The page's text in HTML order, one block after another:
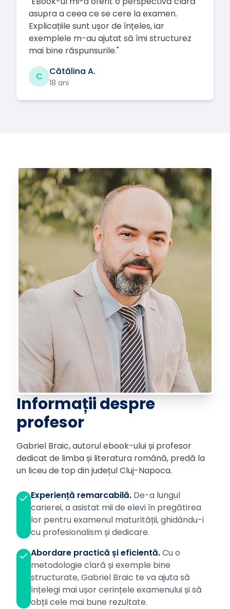
asupra a ceea ce se cere la examen.
Explicațiile sunt ușor de înțeles, iar
exemplele m-au ajutat să îmi structurez
mai bine răspunsurile."
C Cătălina A.
18 ani
Informații despre
profesor
Gabriel Braic, autorul ebook-ului și profesor
dedicat de limba și literatura română, predă la
un liceu de top din județul Cluj-Napoca.
Experiență remarcabilă. De-a lungul
carierei, a asistat mii de elevi în pregătirea
lor pentru examenul maturității, ghidându-i
cu profesionalism și dedicare.
Abordare practică și eficientă.Cu o
metodologie clară și exemple bine
structurate, Gabriel Braic te va ajuta să
înțelegi mai ușor cerințele examenului și să
obții cele mai bune rezultate.